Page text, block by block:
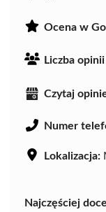
Ocena w
Liczba
Czytaj
Numer
Lokalizacja:
Najczęściej